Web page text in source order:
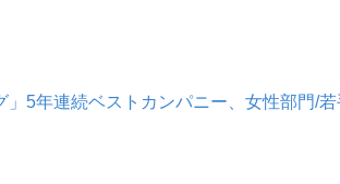
」5年連続ベストカンパニー、女性部門/